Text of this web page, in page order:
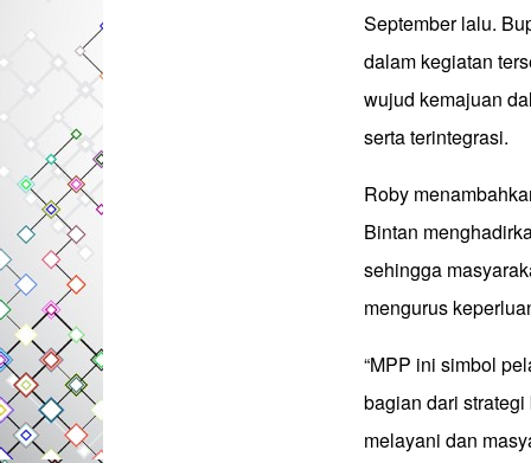
September lalu.
dalam kegiatan
wujud kemajuan
serta terintegrasi.
Roby
Bintan
sehingga
mengurus
“MPP ini simbol
bagian dari
melayani dan